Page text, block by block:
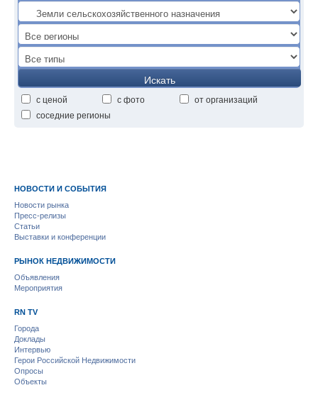
Искать
с ценой с фото
от организаций
соседние регионы
НОВОСТИ И СОБЫТИЯ
Новости рынка
Пресс-релизы
Статьи
Выставки и конференции
РЫНОК НЕДВИЖИМОСТИ
Объявления
Мероприятия
RN TV
Города
Доклады
Интервью
Герои Российской Недвижимости
Опросы
Объекты